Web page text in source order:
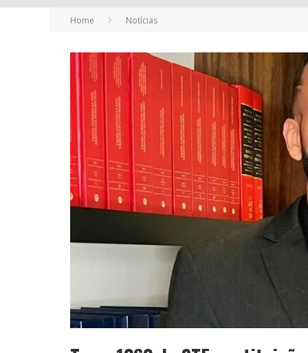
Home Notícias